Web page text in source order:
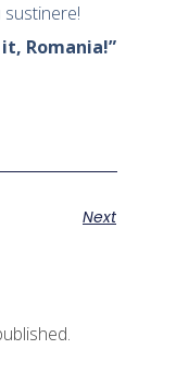
it, Romania!”
Next